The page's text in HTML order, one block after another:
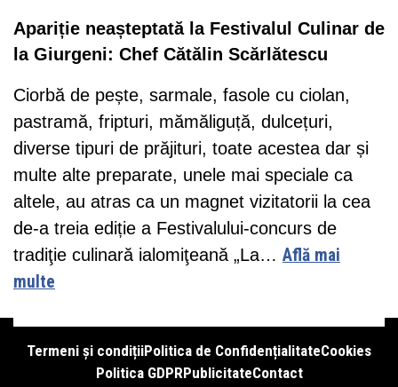
Apariție neașteptată la Festivalul Culinar de
la Giurgeni: Chef Cătălin Scărlătescu
Ciorbă de pește, sarmale, fasole cu ciolan,
pastramă, fripturi, mămăliguță, dulcețuri,
diverse tipuri de prăjituri, toate acestea dar și
multe alte preparate, unele mai speciale ca
altele, au atras ca un magnet vizitatorii la cea
de-a treia ediție a Festivalului-concurs de
tradiţie culinară ialomiţeană „La… Află mai
multe
Termeni și condițiiPolitica de ConfidențialitateCookies
Politica GDPRPublicitateContact